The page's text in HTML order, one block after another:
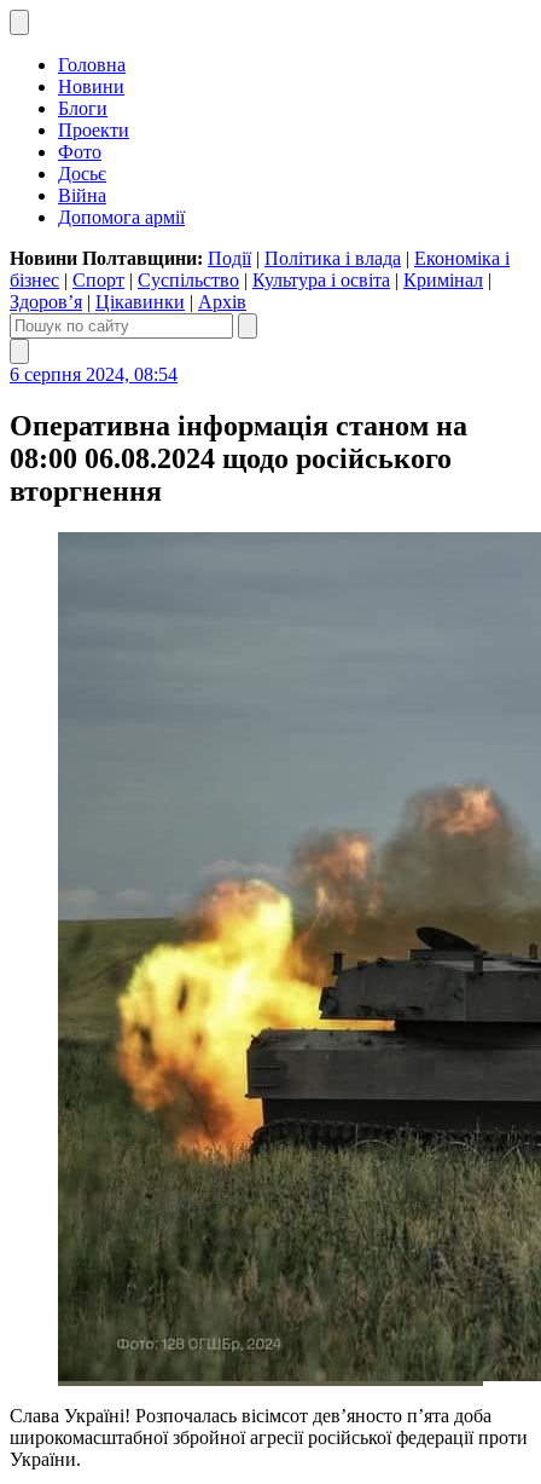
Головна
Новини
Блоги
Проекти
Фото
Досьє
Війна
Допомога армії
Новини Полтавщини: Події| Політика і влада | Економіка і
бізнес | Спорт | Суспільство | Культура і освіта | Кримінал |
Здоров’я | Цікавинки | Архів
6 серпня 2024, 08:54
Оперативна інформація станом на
08:00 06.08.2024 щодо російського
вторгнення
Слава Україні! Розпочалась вісімсот дев’яносто п’ята доба
широкомасштабної збройної агресії російської федерації проти
України.